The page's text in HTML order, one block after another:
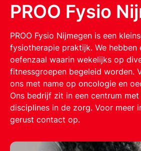
PROO Fysio
PROO Fysio Nijmegen is een
fysiotherapie praktijk. We hebben
oefenzaal waarin wekelijks op
fitnessgroepen begeleid worden.
ons met name op oncologie en
Ons bedrijf zit in een centrum
disciplines in de zorg. Voor meer
gerust contact op.